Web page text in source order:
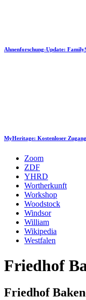
Ahnenforschung-Update:
MyHeritage: Kostenloser
Zoom
ZDF
YHRD
Wortherkunft
Workshop
Woodstock
Windsor
William
Wikipedia
Westfalen
Friedhof
Friedhof